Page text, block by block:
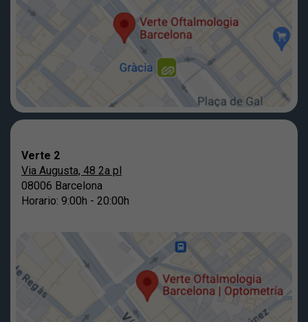
Verte 2
Via Augusta, 48 2a pl
08006 Barcelona
Horario: 9:00h - 20:00h